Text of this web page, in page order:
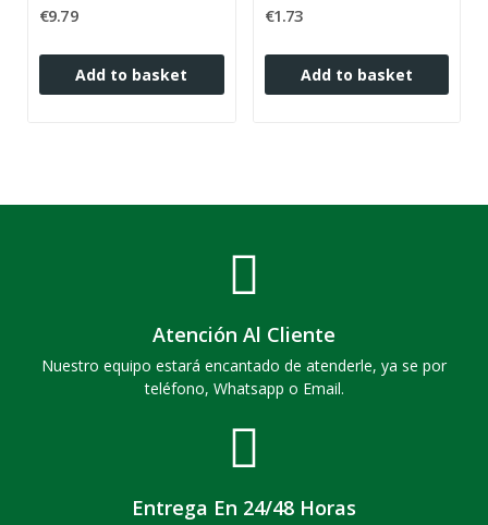
€9.79
Add to basket
€1.73
Add to basket
Atención Al Cliente
Nuestro equipo estará encantado de atenderle, ya se por
teléfono, Whatsapp o Email.
Entrega En 24/48 Horas